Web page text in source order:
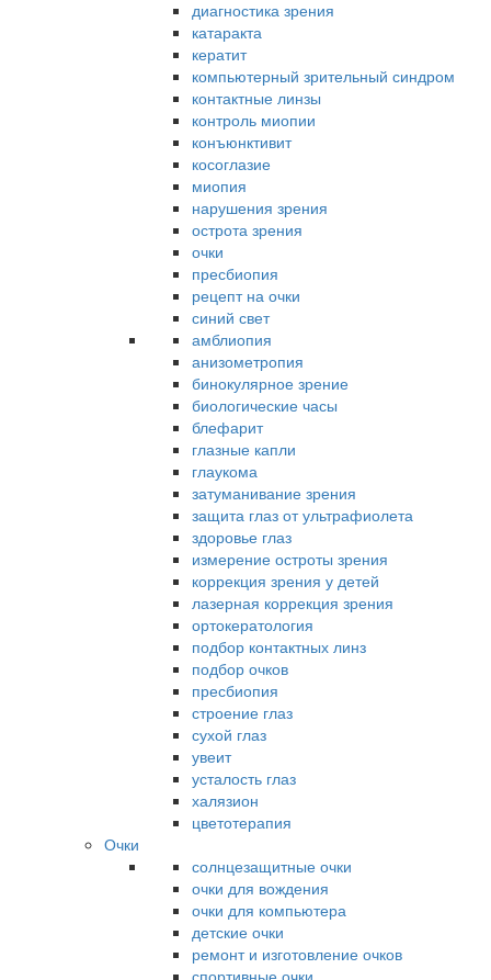
диагностика зрения
катаракта
кератит
компьютерный зрительный синдром
контактные линзы
контроль миопии
конъюнктивит
косоглазие
миопия
нарушения зрения
острота зрения
очки
пресбиопия
рецепт на очки
синий свет
амблиопия
анизометропия
бинокулярное зрение
биологические часы
блефарит
глазные капли
глаукома
затуманивание зрения
защита глаз от ультрафиолета
здоровье глаз
измерение остроты зрения
коррекция зрения у детей
лазерная коррекция зрения
ортокератология
подбор контактных линз
подбор очков
пресбиопия
строение глаз
сухой глаз
увеит
усталость глаз
халязион
цветотерапия
Очки
солнцезащитные очки
очки для вождения
очки для компьютера
детские очки
ремонт и изготовление очков